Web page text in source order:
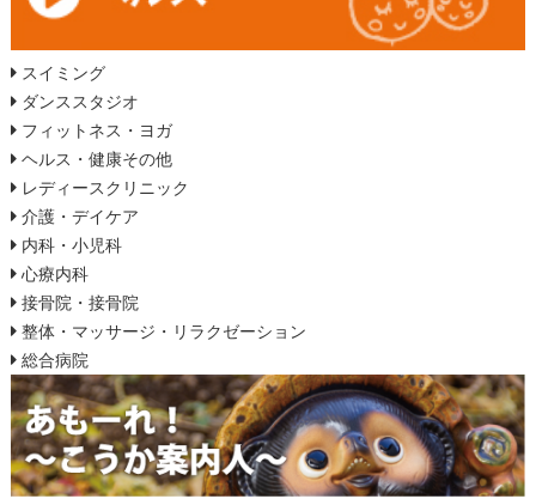
スイミング
ダンススタジオ
フィットネス・ヨガ
ヘルス・健康その他
レディースクリニック
介護・デイケア
内科・小児科
心療内科
接骨院・接骨院
整体・マッサージ・リラクゼーション
総合病院